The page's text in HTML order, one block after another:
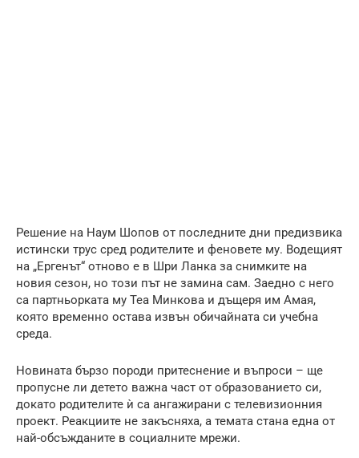
Решение на Наум Шопов от последните дни предизвика
истински трус сред родителите и феновете му. Водещият
на „Ергенът“ отново е в Шри Ланка за снимките на
новия сезон, но този път не замина сам. Заедно с него
са партньорката му Теа Минкова и дъщеря им Амая,
която временно остава извън обичайната си учебна
среда.
Новината бързо породи притеснение и въпроси – ще
пропусне ли детето важна част от образованието си,
докато родителите ѝ са ангажирани с телевизионния
проект. Реакциите не закъсняха, а темата стана една от
най-обсъжданите в социалните мрежи.